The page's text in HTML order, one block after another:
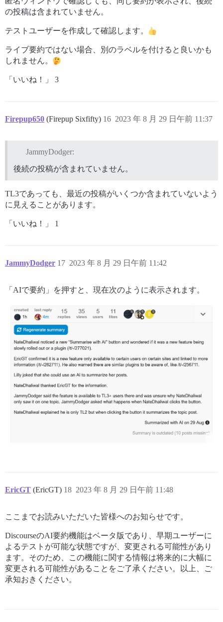
の投稿は含まれていません。
テストユーザーを作成して確認します。
ライブ要約ではない場合、別のラベルを付けると良いかも
しれません。
「いいね！」 3
Firepup650 (Firepup Sixfifty) 2023 年 8 月 29 日午前 11:37
16
JammyDodger:
後続の投稿が含まれていません。
TL3であっても、最近の投稿がいくつか含まれていないよう
に見えることがあります。
「いいね！」 1
JammyDodger 2023 年 8 月 29 日午前 11:42
17
「AIで要約」を押すと、現在次のように表示されます。
EricGT (EricGT) 2023 年 8 月 29 日午前 11:48
18
ここまでお読みいただいた皆様へのお知らせです。
DiscourseのAI要約機能はベータ版であり、早期ユーザーに
よるテストが可能な状態ですが、変更される可能性があり
ます。そのため、この機能に関する情報は将来的に大幅に
変更される可能性があることをご了承ください。以上、ご
承知おきください。